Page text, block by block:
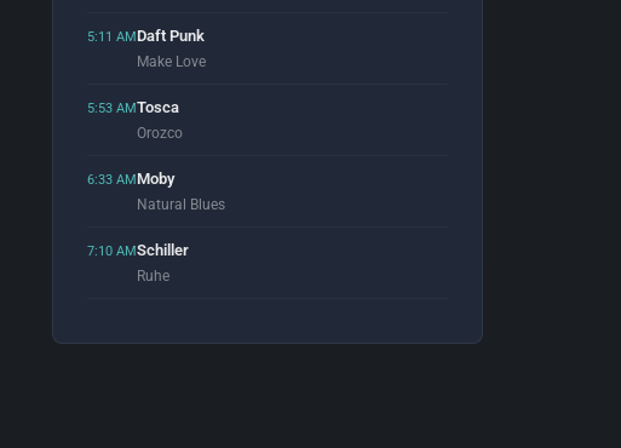
5:11 AMDaft Punk
Make Love
5:53 AMTosca
Orozco
6:33 AMMoby
Natural Blues
7:10 AMSchiller
Ruhe
What To Do (Original Mix)